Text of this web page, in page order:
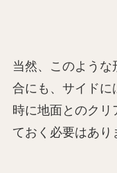
当然、このよう
合にも、サイドに
時に地面とのクリ
ておく必要はあり